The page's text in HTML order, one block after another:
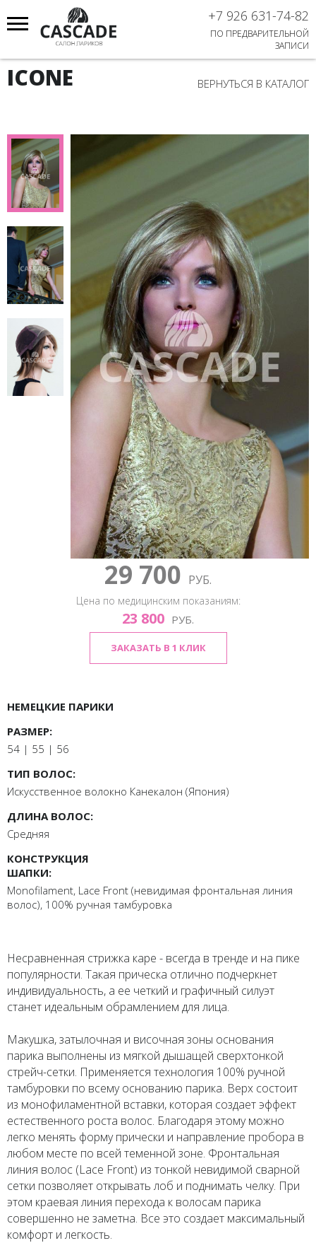
+7 926 631-74-82
ПО ПРЕДВАРИТЕЛЬНОЙ
ЗАПИСИ
ICONE ВЕРНУТЬСЯ В КАТАЛОГ
29 700 РУБ.
Цена по медицинским показаниям:
23 800 РУБ.
ЗАКАЗАТЬ В 1 КЛИК
НЕМЕЦКИЕ ПАРИКИ
РАЗМЕР:
54 | 55 | 56
ТИП ВОЛОС:
Искусственное волокно Канекалон (Япония)
ДЛИНА ВОЛОС:
Средняя
КОНСТРУКЦИЯ
ШАПКИ:
Monofilament, Lace Front (невидимая фронтальная линия
волос), 100% ручная тамбуровка
Несравненная стрижка каре - всегда в тренде и на пике
популярности. Такая прическа отлично подчеркнет
индивидуальность, а ее четкий и графичный силуэт
станет идеальным обрамлением для лица.
Макушка, затылочная и височная зоны основания
парика выполнены из мягкой дышащей сверхтонкой
стрейч-сетки. Применяется технология 100% ручной
тамбуровки по всему основанию парика. Верх состоит
из монофиламентной вставки, которая создает эффект
естественного роста волос. Благодаря этому можно
легко менять форму прически и направление пробора в
любом месте по всей теменной зоне. Фронтальная
линия волос (Lace Front) из тонкой невидимой сварной
сетки позволяет открывать лоб и поднимать челку. При
этом краевая линия перехода к волосам парика
совершенно не заметна. Все это создает максимальный
комфорт и легкость.